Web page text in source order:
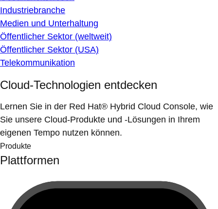
Industriebranche
Medien und Unterhaltung
Öffentlicher Sektor (weltweit)
Öffentlicher Sektor (USA)
Telekommunikation
Cloud-Technologien entdecken
Lernen Sie in der Red Hat® Hybrid Cloud Console, wie
Sie unsere Cloud-Produkte und -Lösungen in Ihrem
eigenen Tempo nutzen können.
Produkte
Plattformen